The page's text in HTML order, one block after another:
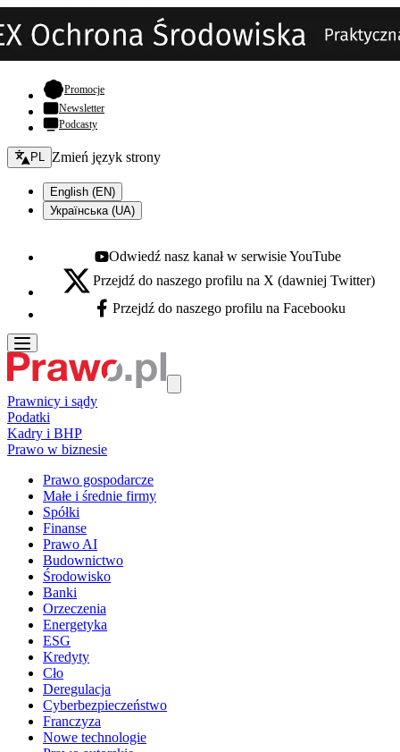
Promocje- otwiera się w nowej karcie
Newsletter
Podcasty
Zmień język - bieżący:
PL Zmień język strony
English (EN)
Українська (UA)
Youtube - otwiera się w nowej karcie
Odwiedź nasz kanał w serwisie YouTube
X - otwiera się w nowej karcie
Przejdź do naszego profilu na X (dawniej Twitter)
Facebook - otwiera się w nowej karcie
Przejdź do naszego profilu na Facebooku
Prawnicy i sądy
Podatki
Kadry i BHP
Prawo w biznesie
Prawo gospodarcze
Małe i średnie firmy
Spółki
Finanse
Prawo AI
Budownictwo
Środowisko
Banki
Orzeczenia
Energetyka
ESG
Kredyty
Cło
Deregulacja
Cyberbezpieczeństwo
Franczyza
Nowe technologie